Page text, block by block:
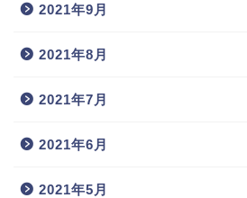
2021年9月
2021年8月
2021年7月
2021年6月
2021年5月